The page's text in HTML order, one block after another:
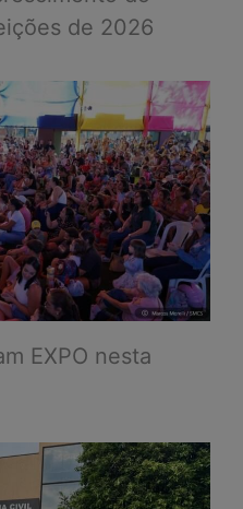
de 2026
EXPO nesta